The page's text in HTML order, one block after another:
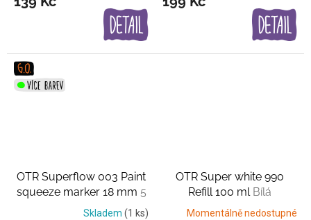
OTR Superflow 003 Paint
squeeze marker 18 mm 5
barevSkladem (1 ks)
OTR Super white 990
Refill 100 ml Bílá
Momentálně nedostupné